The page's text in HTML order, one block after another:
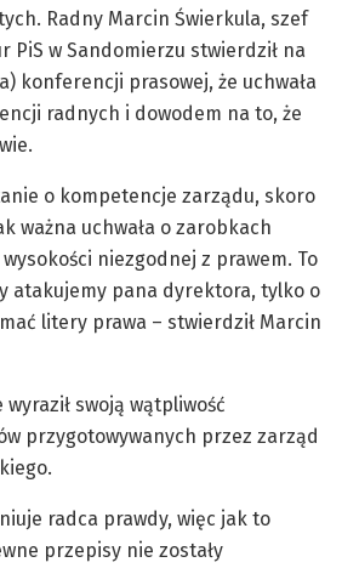
Radny Marcin Świerkula, szef
PiS w Sandomierzu stwierdził na
konferencji prasowej, że uchwała
radnych i dowodem na to, że
o kompetencje zarządu, skoro
ważna uchwała o zarobkach
niezgodnej z prawem. To
atakujemy pana dyrektora, tylko o
litery prawa – stwierdził Marcin
wyraził swoją wątpliwość
przygotowywanych przez zarząd
radca prawdy, więc jak to
przepisy nie zostały